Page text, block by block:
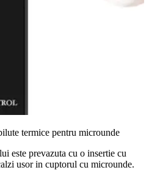
termice pentru microunde
este prevazuta cu o insertie cu
usor in cuptorul cu microunde.